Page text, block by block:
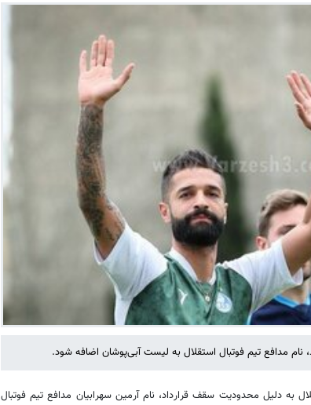
مدافع تیم فوتبال استقلال به لیست آبی‌پوشان اضافه شود.
به دلیل محدودیت سقف قرارداد، نام آرمین سهرابیان مدافع تیم فوتبال